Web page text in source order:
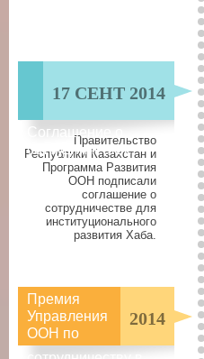
17 СЕНТ 2014
Соглашение о
сотрудничестве
Правительство
Республики Казахстан и
Программа Развития
ООН подписали
соглашение о
сотрудничестве для
институционального
развития Хаба.
2014
Премия
Управления
ООН по